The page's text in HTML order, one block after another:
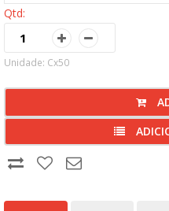
Qtd:
Unidade: Cx50